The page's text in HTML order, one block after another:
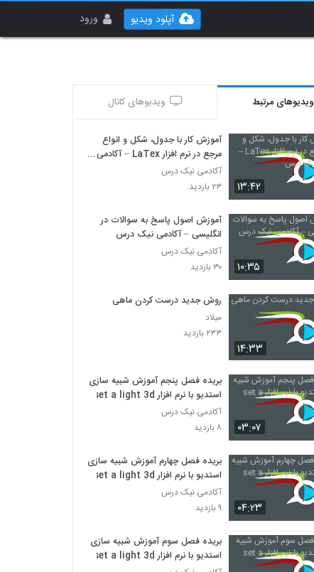
ورود آپلود ویدیو
ویدیوهای مرتبط ویدیوهای کانال
۱۳:۴۲
آموزش کار با جدول، شکل و انواع
مرجع در نرم افزار LaTex – آکادمی
نیک درس
آکادمی نیک درس
۲۳ بازدید
۱۰:۳۵
آموزش اصول پاسخ به سوالات در
انگلیسی – آکادمی نیک درس
آکادمی نیک درس
۳۰ بازدید
۱۴:۳۳
روش جدید درست کردن ماهی
میلاد
۲۳۳ بازدید
۰۳:۰۷
بریده فصل پنجم آموزش شبیه سازی
استدیو با نرم افزار set a light 3d
آکادمی نیک درس
۸ بازدید
۰۴:۲۳
بریده فصل چهارم آموزش شبیه سازی
استدیو با نرم افزار set a light 3d
آکادمی نیک درس
۹ بازدید
بریده فصل سوم آموزش شبیه سازی
استدیو با نرم افزار set a light 3d